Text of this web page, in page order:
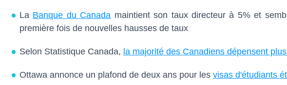
La Banque du Canada maintient son taux directeur à 5% et
première fois de nouvelles hausses de taux
Selon Statistique Canada, la majorité des Canadiens dépensent
Ottawa annonce un plafond de deux ans pour les visas d'étudiants